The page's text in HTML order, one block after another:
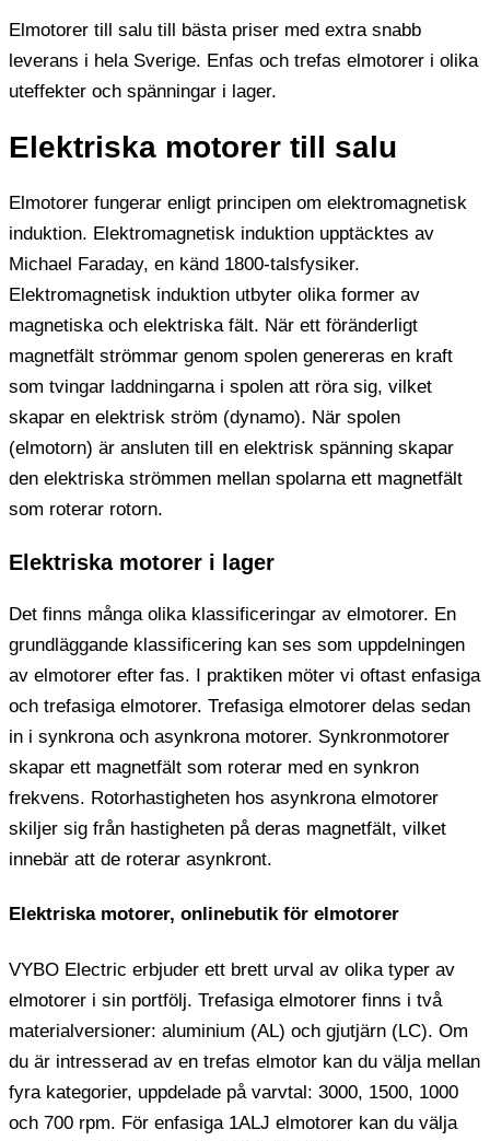
Elmotorer till salu till bästa priser med extra snabb
leverans i hela Sverige. Enfas och trefas elmotorer i olika
uteffekter och spänningar i lager.
Elektriska motorer till salu
Elmotorer fungerar enligt principen om elektromagnetisk
induktion. Elektromagnetisk induktion upptäcktes av
Michael Faraday, en känd 1800-talsfysiker.
Elektromagnetisk induktion utbyter olika former av
magnetiska och elektriska fält. När ett föränderligt
magnetfält strömmar genom spolen genereras en kraft
som tvingar laddningarna i spolen att röra sig, vilket
skapar en elektrisk ström (dynamo). När spolen
(elmotorn) är ansluten till en elektrisk spänning skapar
den elektriska strömmen mellan spolarna ett magnetfält
som roterar rotorn.
Elektriska motorer i lager
Det finns många olika klassificeringar av elmotorer. En
grundläggande klassificering kan ses som uppdelningen
av elmotorer efter fas. I praktiken möter vi oftast enfasiga
och trefasiga elmotorer. Trefasiga elmotorer delas sedan
in i synkrona och asynkrona motorer. Synkronmotorer
skapar ett magnetfält som roterar med en synkron
frekvens. Rotorhastigheten hos asynkrona elmotorer
skiljer sig från hastigheten på deras magnetfält, vilket
innebär att de roterar asynkront.
Elektriska motorer, onlinebutik för elmotorer
VYBO Electric erbjuder ett brett urval av olika typer av
elmotorer i sin portfölj. Trefasiga elmotorer finns i två
materialversioner: aluminium (AL) och gjutjärn (LC). Om
du är intresserad av en trefas elmotor kan du välja mellan
fyra kategorier, uppdelade på varvtal: 3000, 1500, 1000
och 700 rpm. För enfasiga 1ALJ elmotorer kan du välja